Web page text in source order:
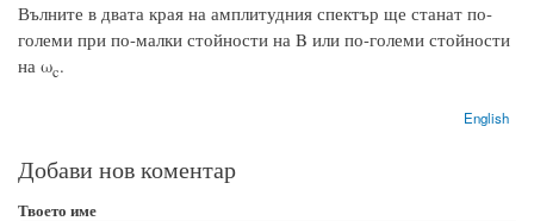
Вълните в двата края на амплитудния спектър ще станат по-
големи при по-малки стойности на B или по-големи стойности
на ωc.
English
Добави нов коментар
Твоето име